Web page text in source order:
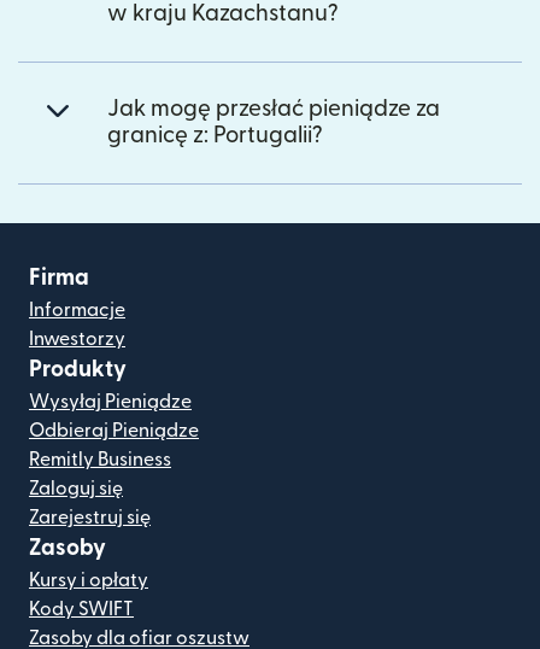
w kraju Kazachstanu?
Jak mogę przesłać pieniądze za
granicę z: Portugalii?
Firma
Informacje
Inwestorzy
Produkty
Wysyłaj Pieniądze
Odbieraj Pieniądze
Remitly Business
Zaloguj się
Zarejestruj się
Zasoby
Kursy i opłaty
Kody SWIFT
Zasoby dla ofiar oszustw